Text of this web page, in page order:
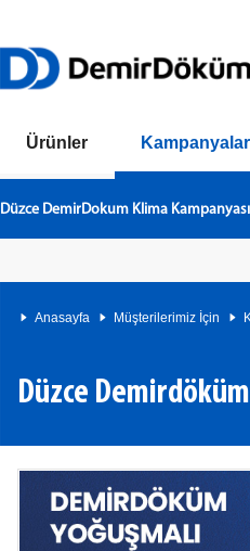
Ürünler Kampanyalar
Düzce DemirDokum Klima Kampanyası
Anasayfa Müşterilerimiz İçin
Düzce